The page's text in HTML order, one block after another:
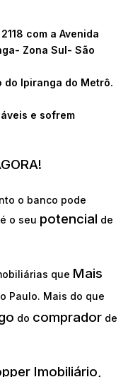
com a Avenida
Zona Sul- São
do Ipiranga do Metrô.
e sofrem
o banco pode
o seu potencial de
que Mais
Paulo. Mais do que
do comprador de
Imobiliário,